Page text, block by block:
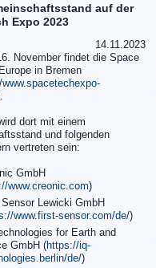
auf der
Expo 2023
14.11.2023
November findet die Space
in Bremen
.
dort mit einem
und folgenden
vertreten sein:
GmbH
www.creonic.com)
Lewicki GmbH
www.first-sensor.com/de/)
for Earth and
GmbH (https://iq-
de/)